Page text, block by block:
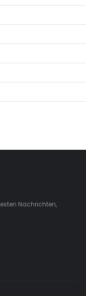
Nachrichten,